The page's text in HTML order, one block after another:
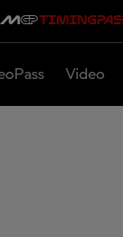
Video